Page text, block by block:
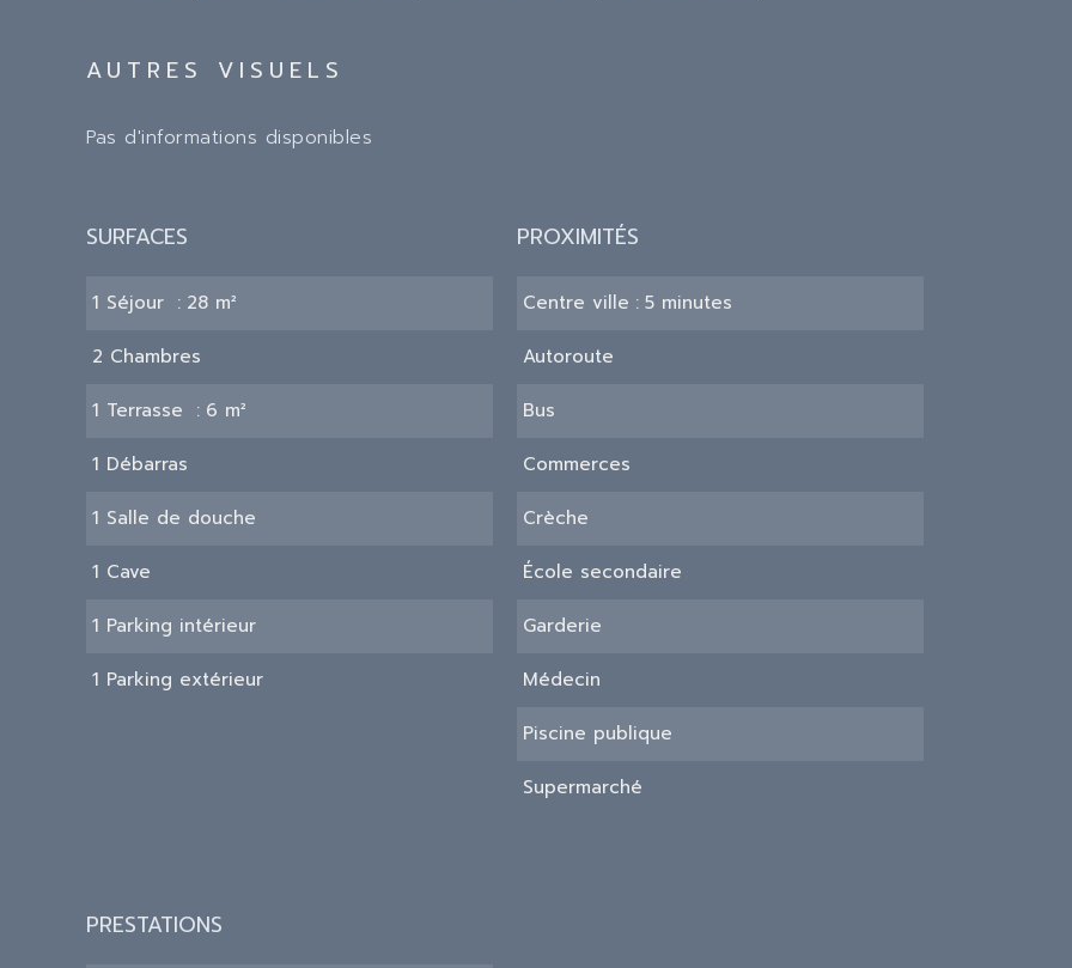
AUTRES VISUELS
Pas d'informations disponibles
SURFACES
1 Séjour 28 m²
2 Chambres
1 Terrasse 6 m²
1 Débarras
1 Salle de douche
1 Cave
1 Parking intérieur
1 Parking extérieur
PROXIMITÉS
Centre ville 5 minutes
Autoroute
Bus
Commerces
Crèche
École secondaire
Garderie
Médecin
Piscine publique
Supermarché
PRESTATIONS